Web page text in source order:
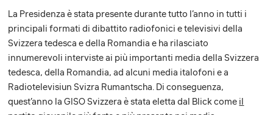
La Presidenza è stata presente durante tutto l’anno in tutti i
principali formati di dibattito radiofonici e televisivi della
Svizzera tedesca e della Romandia e ha rilasciato
innumerevoli interviste ai più importanti media della Svizzera
tedesca, della Romandia, ad alcuni media italofoni e a
Radiotelevisiun Svizra Rumantscha. Di conseguenza,
quest’anno la GISO Svizzera è stata eletta dal Blick come il